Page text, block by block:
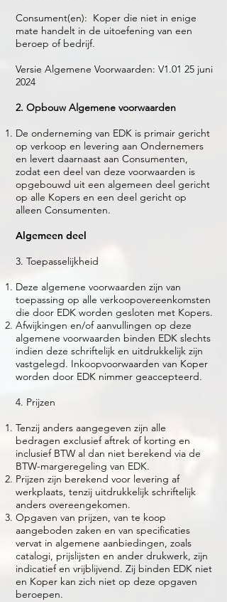
Consument(en): Koper die niet in enige
mate handelt in de uitoefening van een
beroep of bedrijf.
Versie Algemene Voorwaarden: V1.01 25 juni
2024
2. Opbouw Algemene voorwaarden
De onderneming van EDK is primair gericht
op verkoop en levering aan Ondernemers
en levert daarnaast aan Consumenten,
zodat een deel van deze voorwaarden is
opgebouwd uit een algemeen deel gericht
op alle Kopers en een deel gericht op
alleen Consumenten.
Algemeen deel
3. Toepasselijkheid
Deze algemene voorwaarden zijn van
toepassing op alle verkoopovereenkomsten
die door EDK worden gesloten met Kopers.
Afwijkingen en/of aanvullingen op deze
algemene voorwaarden binden EDK slechts
indien deze schriftelijk en uitdrukkelijk zijn
vastgelegd. Inkoopvoorwaarden van Koper
worden door EDK nimmer geaccepteerd.
4. Prijzen
Tenzij anders aangegeven zijn alle
bedragen exclusief aftrek of korting en
inclusief BTW al dan niet berekend via de
BTW-margeregeling van EDK.
Prijzen zijn berekend voor levering af
werkplaats, tenzij uitdrukkelijk schriftelijk
anders overeengekomen.
Opgaven van prijzen, van te koop
aangeboden zaken en van specificaties
vervat in algemene aanbiedingen, zoals
catalogi, prijslijsten en ander drukwerk, zijn
indicatief en vrijblijvend. Zij binden EDK niet
en Koper kan zich niet op deze opgaven
beroepen.